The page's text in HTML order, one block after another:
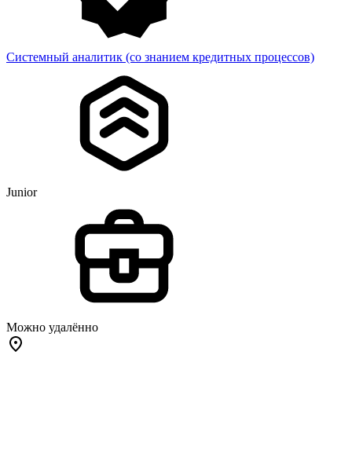
Системный аналитик (со знанием кредитных процессов)
Junior
Можно удалённо